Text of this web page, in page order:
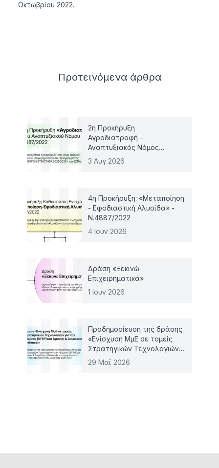
Οκτωβρίου 2022.
Προτεινόμενα άρθρα
2η Προκήρυξη
Αγροδιατροφή –
Αναπτυξιακός Νόμος
4887/2022
3 Αυγ 2026
4η Προκήρυξη: «Μεταποίηση
- Εφοδιαστική Αλυσίδα» -
Ν.4887/2022
4 Ιουν 2026
Δράση «Ξεκινώ
Επιχειρηματικά»
1 Ιουν 2026
Προδημοσίευση της δράσης
«Ενίσχυση ΜμΕ σε τομείς
Στρατηγικών Τεχνολογιών
για την Ευρώπη (STEP) και
29 Μαΐ 2026